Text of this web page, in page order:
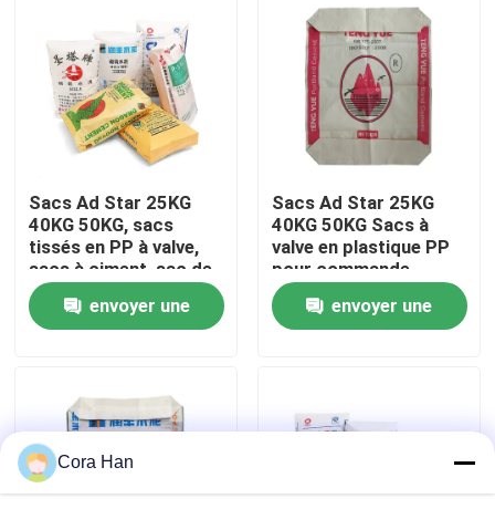
Visite d'usine
Contrôle de qualité
Contactez-nous
Nouvelles
Sacs de empaquetage de ciment
Pp cimentent des sacs
Sacs Ad Star 25KG
40KG 50KG, sacs
tissés en PP à valve,
sacs à ciment, sac de
ciment pour l'industrie
chimiqueenvoyer une
Sacs Ad Star 25KG
40KG 50KG Sacs à
valve en plastique PP
pour commande
personnalisée et
scellage avec poignée
thermosoudable
envoyer une
Cora Han